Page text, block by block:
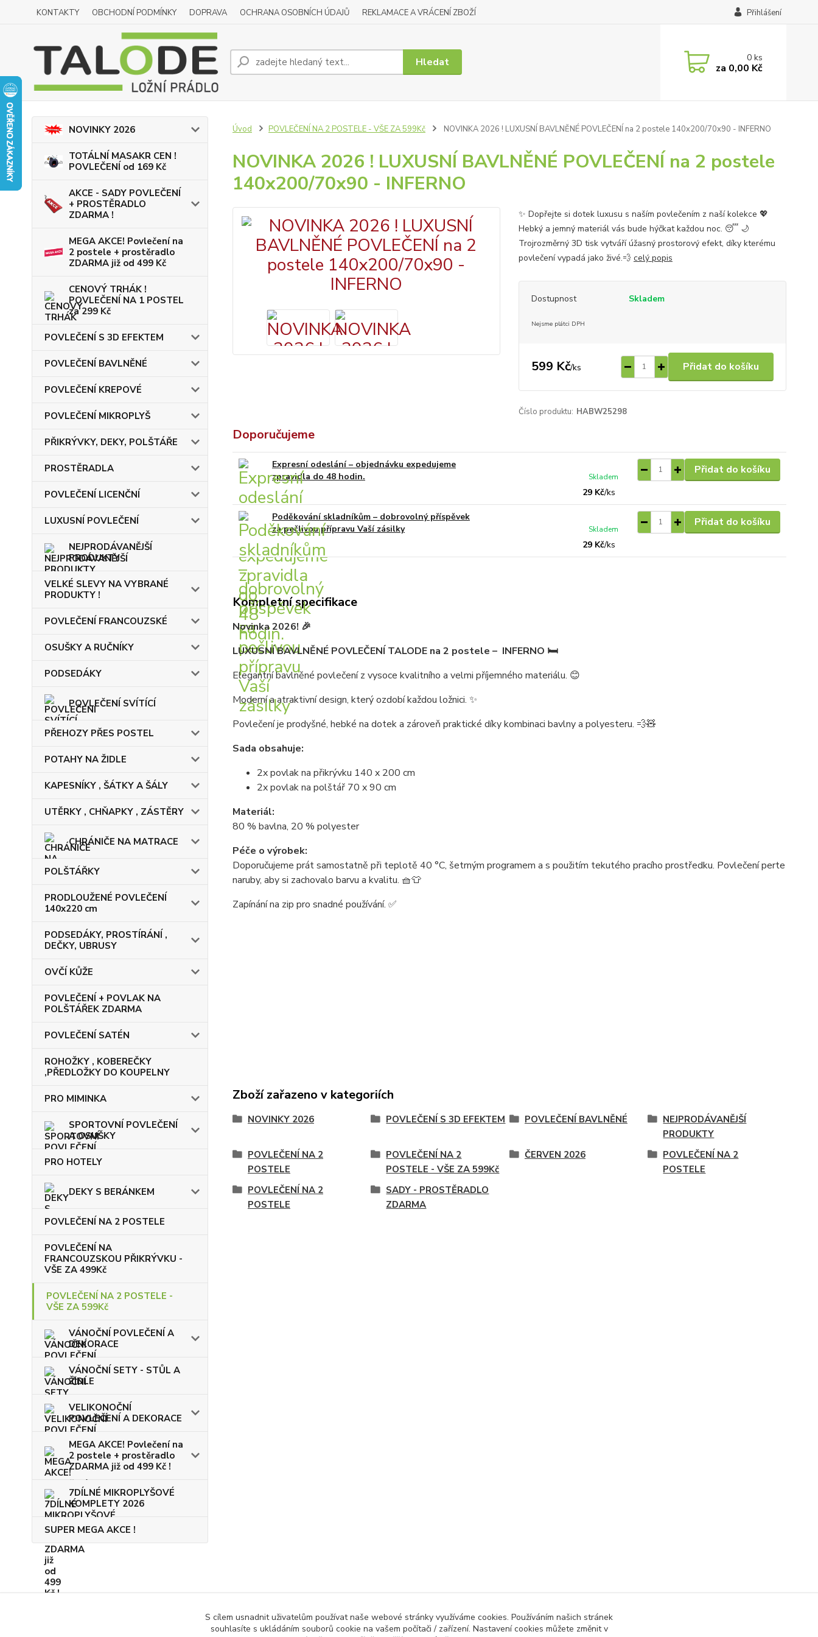
KONTAKTY OBCHODNÍ PODMÍNKY DOPRAVA OCHRANA OSOBNÍCH ÚDAJŮ REKLAMACE A VRÁCENÍ ZBOŽÍ Přihlášení
Hledat 0ks
za 0,00 Kč
NOVINKY 2026
TOTÁLNÍ MASAKR CEN !
POVLEČENÍ od 169 Kč
AKCE - SADY POVLEČENÍ
+ PROSTĚRADLO
ZDARMA !
MEGA AKCE! Povlečení na
2 postele + prostěradlo
ZDARMA již od 499 Kč
CENOVÝ TRHÁK !
POVLEČENÍ NA 1 POSTEL
za 299 Kč
POVLEČENÍ S 3D EFEKTEM
POVLEČENÍ BAVLNĚNÉ
POVLEČENÍ KREPOVÉ
POVLEČENÍ MIKROPLYŠ
PŘIKRÝVKY, DEKY, POLŠTÁŘE
PROSTĚRADLA
POVLEČENÍ LICENČNÍ
LUXUSNÍ POVLEČENÍ
NEJPRODÁVANĚJŠÍ
PRODUKTY
VELKÉ SLEVY NA VYBRANÉ
PRODUKTY !
POVLEČENÍ FRANCOUZSKÉ
OSUŠKY A RUČNÍKY
PODSEDÁKY
POVLEČENÍ SVÍTÍCÍ
PŘEHOZY PŘES POSTEL
POTAHY NA ŽIDLE
KAPESNÍKY , ŠÁTKY A ŠÁLY
UTĚRKY , CHŇAPKY , ZÁSTĚRY
CHRÁNIČE NA MATRACE
POLŠTÁŘKY
PRODLOUŽENÉ POVLEČENÍ
140x220 cm
PODSEDÁKY, PROSTÍRÁNÍ ,
DEČKY, UBRUSY
OVČÍ KŮŽE
POVLEČENÍ + POVLAK NA
POLŠTÁŘEK ZDARMA
POVLEČENÍ SATÉN
ROHOŽKY , KOBEREČKY
,PŘEDLOŽKY DO KOUPELNY
PRO MIMINKA
SPORTOVNÍ POVLEČENÍ
A OSUŠKY
PRO HOTELY
DEKY S BERÁNKEM
POVLEČENÍ NA 2 POSTELE
POVLEČENÍ NA
FRANCOUZSKOU PŘIKRÝVKU -
VŠE ZA 499Kč
POVLEČENÍ NA 2 POSTELE -
VŠE ZA 599Kč
VÁNOČNÍ POVLEČENÍ A
DEKORACE
VÁNOČNÍ SETY - STŮL A
ŽIDLE
VELIKONOČNÍ
POVLEČENÍ A DEKORACE
MEGA AKCE! Povlečení na
2 postele + prostěradlo
ZDARMA již od 499 Kč !
7DÍLNÉ MIKROPLYŠOVÉ
KOMPLETY 2026
SUPER MEGA AKCE !
Úvod POVLEČENÍ NA 2 POSTELE - VŠE ZA 599Kč NOVINKA 2026 ! LUXUSNÍ BAVLNĚNÉ POVLEČENÍ na 2 postele 140x200/70x90 - INFERNO
NOVINKA 2026 ! LUXUSNÍ BAVLNĚNÉ POVLEČENÍ na 2 postele
140x200/70x90 - INFERNO
✨ Dopřejte si dotek luxusu s naším povlečením z naší kolekce 💖
Hebký a jemný materiál vás bude hýčkat každou noc. 😴 🌙
Trojrozměrný 3D tisk vytváří úžasný prostorový efekt, díky kterému
povlečení vypadá jako živé.💨 celý popis
Dostupnost Skladem
Nejsme plátci DPH
599 Kč/ks Přidat do košíku
Číslo produktu: HABW25298
Doporučujeme
Expresní odeslání – objednávku expedujeme
zpravidla do 48 hodin.
29 Kč/ks
Skladem
Přidat do košíku
Poděkování skladníkům – dobrovolný příspěvek
za pečlivou přípravu Vaší zásilky
29 Kč/ks
Skladem
Přidat do košíku
Kompletní specifikace
Novinka 2026! 🎉
LUXUSNÍ BAVLNĚNÉ POVLEČENÍ TALODE na 2 postele – INFERNO 🛏️
Elegantní bavlněné povlečení z vysoce kvalitního a velmi příjemného materiálu. 😊
Moderní a atraktivní design, který ozdobí každou ložnici. ✨
Povlečení je prodyšné, hebké na dotek a zároveň praktické díky kombinaci bavlny a polyesteru. 💨🧸
Sada obsahuje:
2x povlak na přikrývku 140 x 200 cm
2x povlak na polštář 70 x 90 cm
Materiál:
80 % bavlna, 20 % polyester
Péče o výrobek:
Doporučujeme prát samostatně při teplotě 40 °C, šetrným programem a s použitím tekutého pracího prostředku. Povlečení perte
naruby, aby si zachovalo barvu a kvalitu. 🧺👕
Zapínání na zip pro snadné používání. ✅
Zboží zařazeno v kategoriích
NOVINKY 2026 POVLEČENÍ S 3D EFEKTEM POVLEČENÍ BAVLNĚNÉ
NEJPRODÁVANĚJŠÍ
PRODUKTY
POVLEČENÍ NA 2
POSTELE
POVLEČENÍ NA 2
POSTELE - VŠE ZA 599Kč
ČERVEN 2026
POVLEČENÍ NA 2
POSTELE
POVLEČENÍ NA 2
POSTELE
SADY - PROSTĚRADLO
ZDARMA
S cílem usnadnit uživatelům používat naše webové stránky využíváme cookies. Používáním našich stránek
souhlasíte s ukládáním souborů cookie na vašem počítači / zařízení. Nastavení cookies můžete změnit v